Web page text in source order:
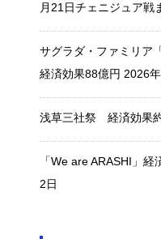
月21日チェニジュア戦
サグラダ・ファミリア
経済効果88億円 2026
浅草三社祭 経済効果
「We are ARASHI」
2日